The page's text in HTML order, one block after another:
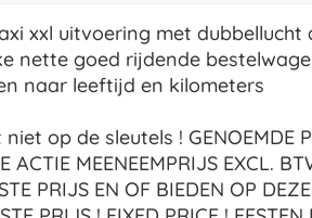
xxl uitvoering met dubbellucht
nette goed rijdende
naar leeftijd en kilometers
op de sleutels ! GENOEMDE
ACTIE MEENEEMPRIJS EXCL.
PRIJS EN OF BIEDEN OP